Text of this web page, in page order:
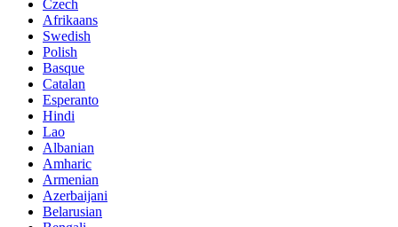
Czech
Afrikaans
Swedish
Polish
Basque
Catalan
Esperanto
Hindi
Lao
Albanian
Amharic
Armenian
Azerbaijani
Belarusian